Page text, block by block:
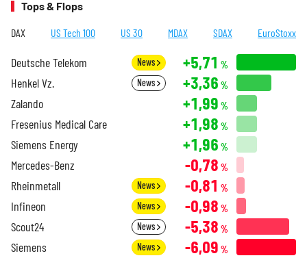
Tops & Flops
DAX US Tech 100 US 30 MDAX SDAX EuroStoxx
Deutsche Telekom News +5,71 %
Henkel Vz. News +3,36 %
Zalando +1,99 %
Fresenius Medical Care +1,98 %
Siemens Energy +1,96 %
Mercedes-Benz -0,78 %
Rheinmetall News -0,81 %
Infineon News -0,98 %
Scout24 News -5,38 %
Siemens News -6,09 %